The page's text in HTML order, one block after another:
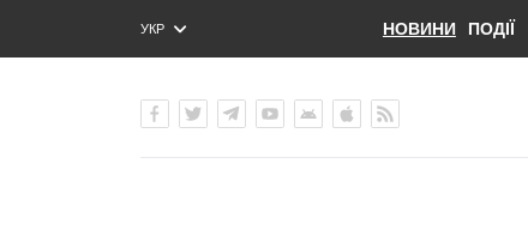
УКР
ENG
НОВИНИ ПОДІЇ